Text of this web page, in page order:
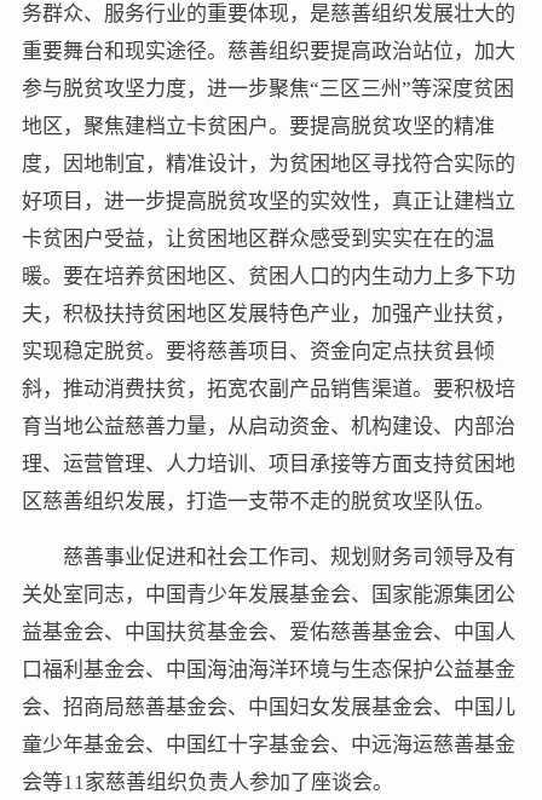
务群众、服务行业的重要体现，是慈善组织发展壮大的
重要舞台和现实途径。慈善组织要提高政治站位，加大
参与脱贫攻坚力度，进一步聚焦“三区三州”等深度贫困
地区，聚焦建档立卡贫困户。要提高脱贫攻坚的精准
度，因地制宜，精准设计，为贫困地区寻找符合实际的
好项目，进一步提高脱贫攻坚的实效性，真正让建档立
卡贫困户受益，让贫困地区群众感受到实实在在的温
暖。要在培养贫困地区、贫困人口的内生动力上多下功
夫，积极扶持贫困地区发展特色产业，加强产业扶贫，
实现稳定脱贫。要将慈善项目、资金向定点扶贫县倾
斜，推动消费扶贫，拓宽农副产品销售渠道。要积极培
育当地公益慈善力量，从启动资金、机构建设、内部治
理、运营管理、人力培训、项目承接等方面支持贫困地
区慈善组织发展，打造一支带不走的脱贫攻坚队伍。
慈善事业促进和社会工作司、规划财务司领导及有
关处室同志，中国青少年发展基金会、国家能源集团公
益基金会、中国扶贫基金会、爱佑慈善基金会、中国人
口福利基金会、中国海油海洋环境与生态保护公益基金
会、招商局慈善基金会、中国妇女发展基金会、中国儿
童少年基金会、中国红十字基金会、中远海运慈善基金
会等11家慈善组织负责人参加了座谈会。